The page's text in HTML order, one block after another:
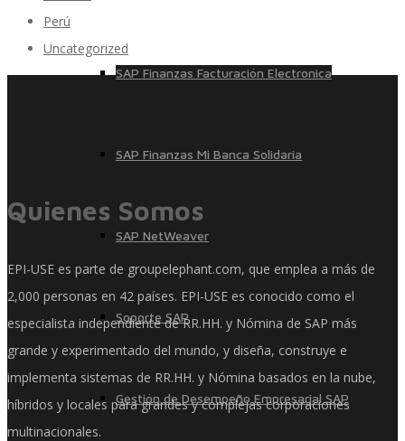
SAP Finanzas Facturación Electronica
SAP Finanzas Mi Banca Solidaria
SAP NetWeaver
Soporte SAP
Gestión de Desempeño Empresarial SAP
Perú
Uncategorized
Quienes Somos
EPI-USE es parte de groupelephant.com, que emplea a más de
2,000 personas en 42 países. EPI-USE es conocido como el
especialista independiente de RR.HH. y Nómina de SAP más
grande y experimentado del mundo, y diseña, construye e
implementa sistemas de RR.HH. y Nómina basados ​​en la nube,
híbridos y locales para grandes y complejas corporaciones
multinacionales.